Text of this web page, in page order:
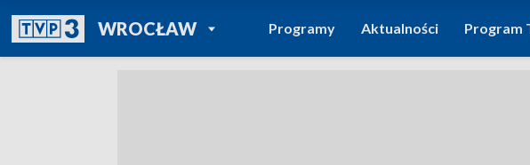
WROCŁAWPOWRÓT DO
TVP REGIONY
Programy Aktualności Program